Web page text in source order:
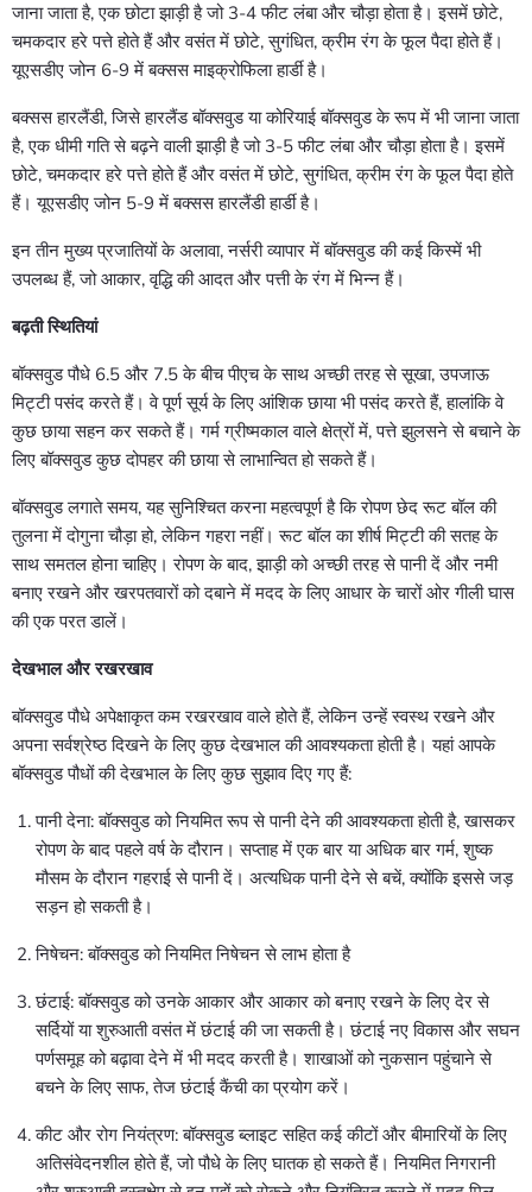
जाना जाता है, एक छोटा झाड़ी है जो 3-4 फीट लंबा और चौड़ा होता है। इसमें छोटे,
चमकदार हरे पत्ते होते हैं और वसंत में छोटे, सुगंधित, क्रीम रंग के फूल पैदा होते हैं।
यूएसडीए जोन 6-9 में बक्सस माइक्रोफिला हार्डी है।
बक्सस हारलैंडी, जिसे हारलैंड बॉक्सवुड या कोरियाई बॉक्सवुड के रूप में भी जाना जाता
है, एक धीमी गति से बढ़ने वाली झाड़ी है जो 3-5 फीट लंबा और चौड़ा होता है। इसमें
छोटे, चमकदार हरे पत्ते होते हैं और वसंत में छोटे, सुगंधित, क्रीम रंग के फूल पैदा होते
हैं। यूएसडीए जोन 5-9 में बक्सस हारलैंडी हार्डी है।
इन तीन मुख्य प्रजातियों के अलावा, नर्सरी व्यापार में बॉक्सवुड की कई किस्में भी
उपलब्ध हैं, जो आकार, वृद्धि की आदत और पत्ती के रंग में भिन्न हैं।
बढ़ती स्थितियां
बॉक्सवुड पौधे 6.5 और 7.5 के बीच पीएच के साथ अच्छी तरह से सूखा, उपजाऊ
मिट्टी पसंद करते हैं। वे पूर्ण सूर्य के लिए आंशिक छाया भी पसंद करते हैं, हालांकि वे
कुछ छाया सहन कर सकते हैं। गर्म ग्रीष्मकाल वाले क्षेत्रों में, पत्ते झुलसने से बचाने के
लिए बॉक्सवुड कुछ दोपहर की छाया से लाभान्वित हो सकते हैं।
बॉक्सवुड लगाते समय, यह सुनिश्चित करना महत्वपूर्ण है कि रोपण छेद रूट बॉल की
तुलना में दोगुना चौड़ा हो, लेकिन गहरा नहीं। रूट बॉल का शीर्ष मिट्टी की सतह के
साथ समतल होना चाहिए। रोपण के बाद, झाड़ी को अच्छी तरह से पानी दें और नमी
बनाए रखने और खरपतवारों को दबाने में मदद के लिए आधार के चारों ओर गीली घास
की एक परत डालें।
देखभाल और रखरखाव
बॉक्सवुड पौधे अपेक्षाकृत कम रखरखाव वाले होते हैं, लेकिन उन्हें स्वस्थ रखने और
अपना सर्वश्रेष्ठ दिखने के लिए कुछ देखभाल की आवश्यकता होती है। यहां आपके
बॉक्सवुड पौधों की देखभाल के लिए कुछ सुझाव दिए गए हैं:
पानी देना: बॉक्सवुड को नियमित रूप से पानी देने की आवश्यकता होती है, खासकर
रोपण के बाद पहले वर्ष के दौरान। सप्ताह में एक बार या अधिक बार गर्म, शुष्क
मौसम के दौरान गहराई से पानी दें। अत्यधिक पानी देने से बचें, क्योंकि इससे जड़
सड़न हो सकती है।
निषेचन: बॉक्सवुड को नियमित निषेचन से लाभ होता है
छंटाई: बॉक्सवुड को उनके आकार और आकार को बनाए रखने के लिए देर से
सर्दियों या शुरुआती वसंत में छंटाई की जा सकती है। छंटाई नए विकास और सघन
पर्णसमूह को बढ़ावा देने में भी मदद करती है। शाखाओं को नुकसान पहुंचाने से
बचने के लिए साफ, तेज छंटाई कैंची का प्रयोग करें।
कीट और रोग नियंत्रण: बॉक्सवुड ब्लाइट सहित कई कीटों और बीमारियों के लिए
अतिसंवेदनशील होते हैं, जो पौधे के लिए घातक हो सकते हैं। नियमित निगरानी